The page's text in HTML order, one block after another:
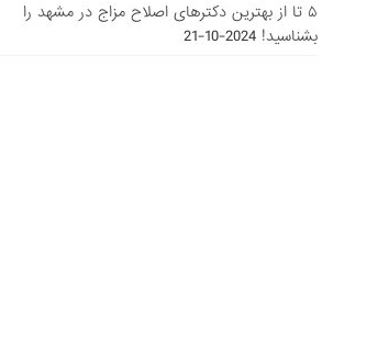
۵ تا از بهترین دکتر‌های اصلاح مزاج در مشهد را
بشناسید! 2024-10-21